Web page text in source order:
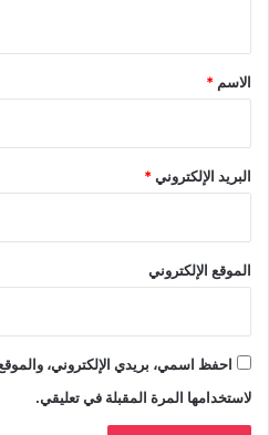
*
الاسم *
البريد الإلكتروني*
الموقع الإلكتروني
احفظ اسمي، بريدي الإلكتروني،
لاستخدامها المرة المقبلة في تعليقي.